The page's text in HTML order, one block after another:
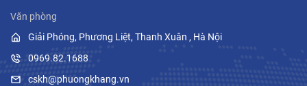
Văn phòng
Giải Phóng, Phương Liệt, Thanh Xuân , Hà Nội
0969.82.1688
cskh@phuongkhang.vn